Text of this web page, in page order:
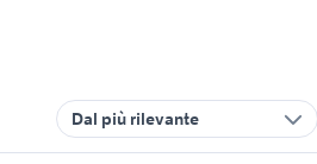
Dal più rilevante